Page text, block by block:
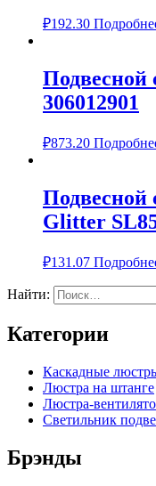
₽192.30
306012901
₽873.20
Подвесной
Glitter
₽131.07
Найти:
Категории
Каскадные
Люстра на штанге
Люстра-
Светильник
Брэнды